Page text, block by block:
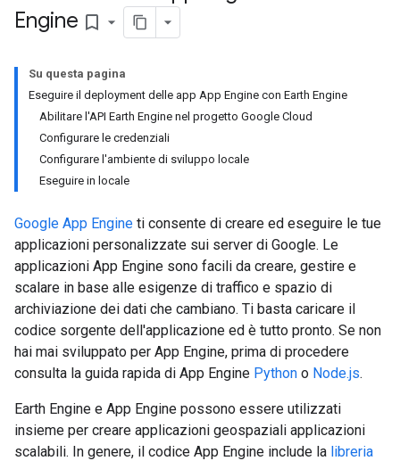
Engine bookmark_border
Su questa pagina
Eseguire il deployment delle app App Engine con Earth Engine
Abilitare l'API Earth Engine nel progetto Google Cloud
Configurare le credenziali
Configurare l'ambiente di sviluppo locale
Eseguire in locale
Google App Engine ti consente di creare ed eseguire le tue
applicazioni personalizzate sui server di Google. Le
applicazioni App Engine sono facili da creare, gestire e
scalare in base alle esigenze di traffico e spazio di
archiviazione dei dati che cambiano. Ti basta caricare il
codice sorgente dell'applicazione ed è tutto pronto. Se non
hai mai sviluppato per App Engine, prima di procedere
consulta la guida rapida di App Engine Python o Node.js.
Earth Engine e App Engine possono essere utilizzati
insieme per creare applicazioni geospaziali applicazioni
scalabili. In genere, il codice App Engine include la libreria